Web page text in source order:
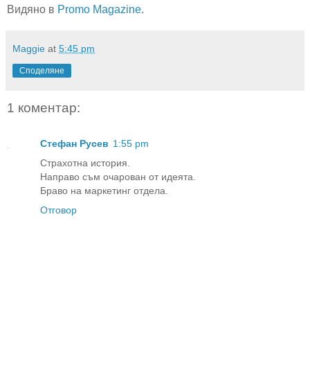
Видяно в Promo Magazine.
Maggie at 5:45 pm
Споделяне
1 коментар:
Стефан Русев 1:55 pm
Страхотна история.
Направо съм очарован от идеята.
Браво на маркетинг отдела.
Отговор